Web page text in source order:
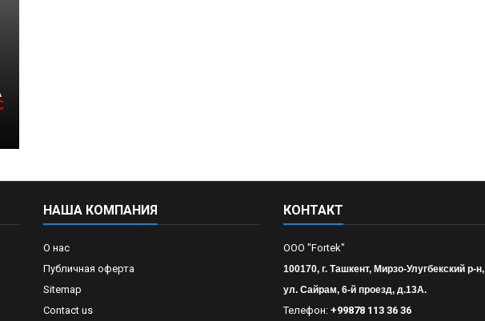
НАША КОМПАНИЯ
О нас
Публичная оферта
Sitemap
Contact us
КОНТАКТ
OOO "Fortek"
100170, г. Ташкент, Мирзо-Улугбекский р-н,
ул. Сайрам, 6-й проезд, д.13А.
Телефон: +99878 113 36 36